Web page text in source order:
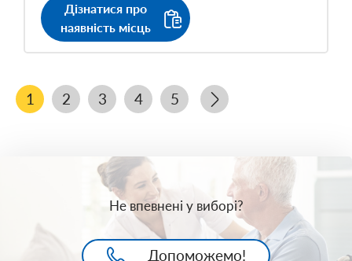
Дізнатися про
наявність місць
1 2 3 4 5
Не впевнені у виборі?
Допоможемо!